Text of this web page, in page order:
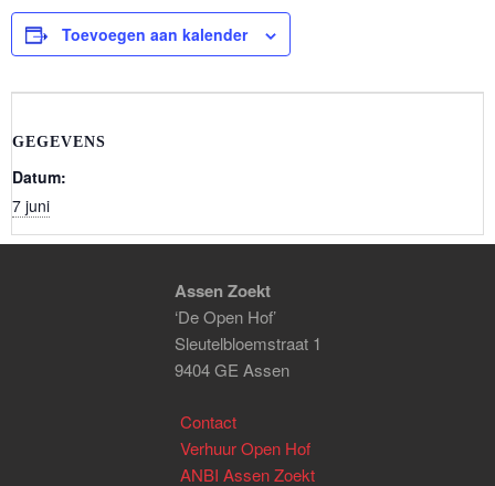
Toevoegen aan kalender
GEGEVENS
Datum:
7 juni
Assen Zoekt
‘De Open Hof’
Sleutelbloemstraat 1
9404 GE Assen
Contact
Verhuur Open Hof
ANBI Assen Zoekt